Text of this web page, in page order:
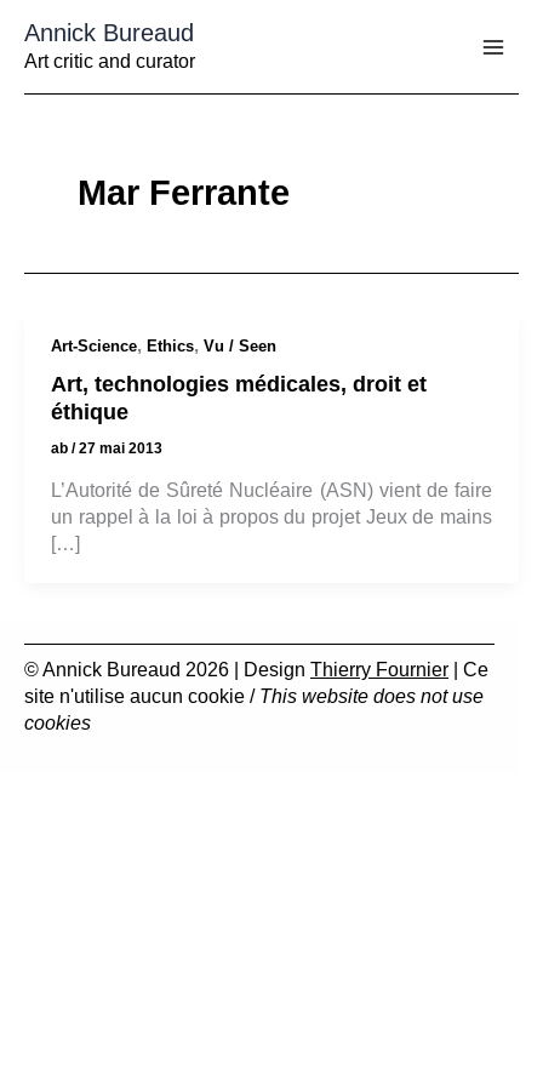
contenu
Annick Bureaud
Art critic and curator
Mar Ferrante
Art-Science, Ethics, Vu / Seen
Art, technologies médicales, droit et
éthique
ab /27 mai 2013
L’Autorité de Sûreté Nucléaire (ASN) vient de faire
un rappel à la loi à propos du projet Jeux de mains
[…]
© Annick Bureaud 2026 | Design Thierry Fournier | Ce
site n'utilise aucun cookie / This website does not use
cookies